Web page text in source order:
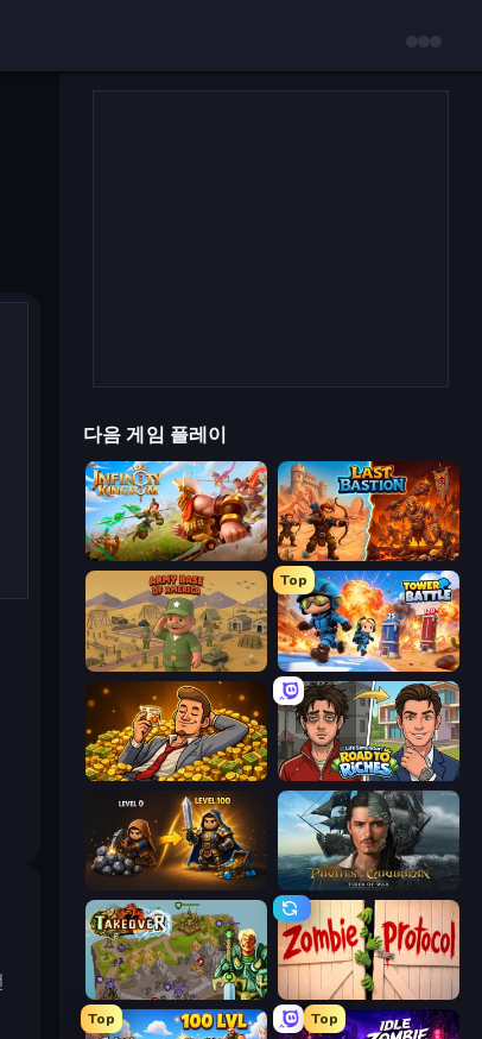
다음 게임 플레이
Infinity Kingdom Last Bastion
Army Base Of America
Top
Tower Battle
Idle Billionaire Tycoon Life Simulator: Road to Riches
Gothic Story RPG
Takeover Zombie Protocol
Top Top